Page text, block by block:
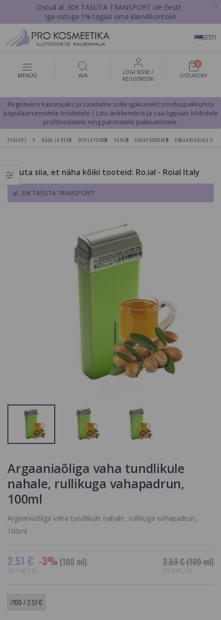
Ostud al. 30€ TASUTA TRANSPORT üle Eesti!.
Iga ostuga 1% tagasi oma kliendikontole!
x
EESTI
MENÜÜ AVA
LOGI SISSE /
REGISTREERI
0
OSTUKORV
Registeeru kasutajaks ja saadame sulle igakuiseid sooduspakkumisi
populaarsematele toodetele | Liitu ärikliendina ja saa ligipääs kõikidele
profitoodetele ning parimatele pakkumistele.
AVALEHT NÄGU JA KEHA DEPILATSIOON VAHAD VAHAPADRUNID ARGAANIAÕLIGA
Vajuta siia, et näha kõiki tooteid: Ro.ial - Roial Italy
al. 30€ TASUTA TRANSPORT!
Argaaniaõliga vaha tundlikule
nahale, rullikuga vahapadrun,
100ml
Argaaniaõliga vaha tundlikule nahale, rullikuga vahapadrun,
100ml
2.51 € -3% (100 ml)
25.14€ / 1L
2.59 €(100 ml)
25.92€ / 1L
/100 / 2.51 €
Vahapadrun
ItalWax Top
Formula
Vedelik,
Argaaniaõliga
10.23 €
Roial Green
Refill Rullikuga
Vahapadrun
2.27 €
Depiléve Body
Applicator
Spatulas
20.56 €